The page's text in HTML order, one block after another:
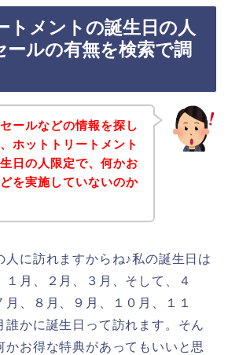
トメントの誕生日の人
ールの有無を検索で調
ールなどの情報を探し
ホットトリートメント
日の人限定で、何かお
を実施していないのか
人に訪れますからね♪私の誕生日は
１月、２月、３月、そして、４
月、８月、９月、１０月、１１
誰かに誕生日って訪れます。そん
かお得な特典があってもいいと思